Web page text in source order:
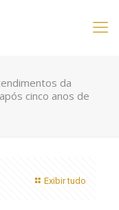
da
cinco anos de
Exibir tudo